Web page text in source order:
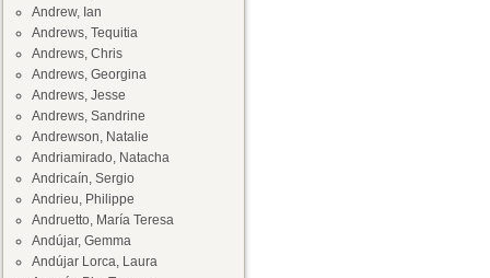
Andrew, Ian
Andrews, Tequitia
Andrews, Chris
Andrews, Georgina
Andrews, Jesse
Andrews, Sandrine
Andrewson, Natalie
Andriamirado, Natacha
Andricaín, Sergio
Andrieu, Philippe
Andruetto, María Teresa
Andújar, Gemma
Andújar Lorca, Laura